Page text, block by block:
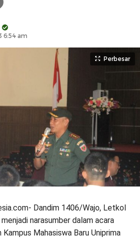
6:54 am
Perbesar
Dandim 1406/Wajo, Letkol
menjadi narasumber dalam acara
Mahasiswa Baru Uniprima